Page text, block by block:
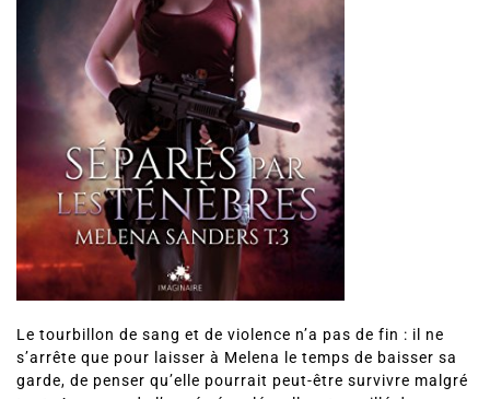
Le tourbillon de sang et de violence n’a pas de fin : il ne
s’arrête que pour laisser à Melena le temps de baisser sa